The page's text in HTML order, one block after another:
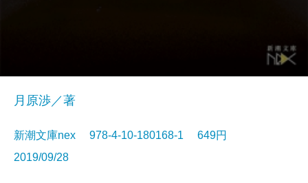
月原渉／著
新潮文庫nex 978-4-10-180168-1 649円
2019/09/28